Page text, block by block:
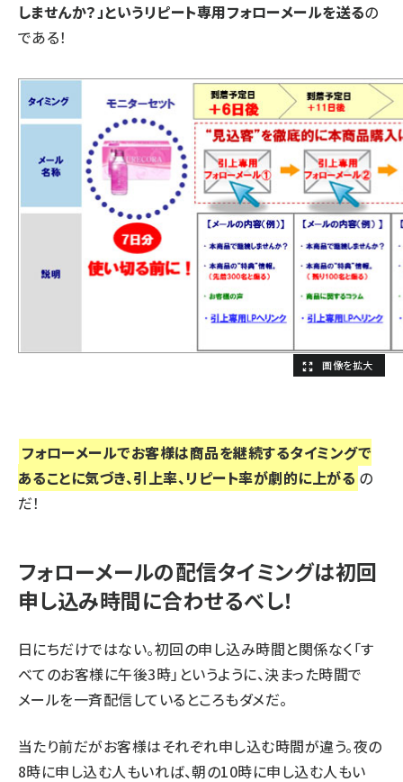
しませんか？」というリピート専用フォローメールを送るの
である！
フォローメールでお客様は商品を継続するタイミングで
あることに気づき、引上率、リピート率が劇的に上がる の
だ！
フォローメールの配信タイミングは初回
申し込み時間に合わせるべし！
日にちだけではない。初回の申し込み時間と関係なく「す
べてのお客様に午後3時」というように、決まった時間で
メールを一斉配信しているところもダメだ。
当たり前だがお客様はそれぞれ申し込む時間が違う。夜の
8時に申し込む人もいれば、朝の10時に申し込む人もい